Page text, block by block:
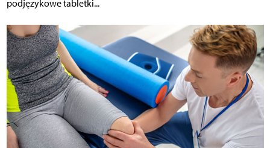
podjęzykowe tabletki...